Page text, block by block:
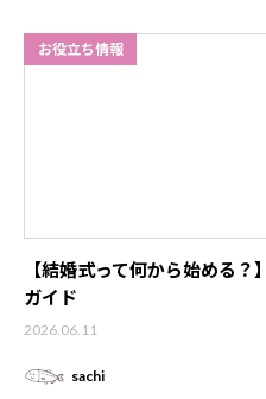
お役立ち情報
【結婚式って何から始める
ガイド
2026.06.11
sachi